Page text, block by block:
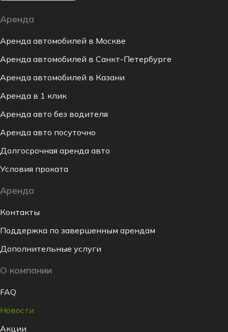
Аренда
Аренда автомобилей в Москве
Аренда автомобилей в Санкт-Петербурге
Аренда автомобилей в Казани
Аренда в 1 клик
Аренда авто без водителя
Аренда авто посуточно
Долгосрочная аренда авто
Условия проката
Аренда
Контакты
Поддержка по завершенным арендам
Дополнительные услуги
О компании
FAQ
Новости
Акции